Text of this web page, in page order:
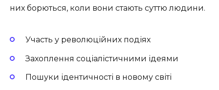
них борються, коли вони стають суттю людини.
Участь у революційних подіях
Захоплення соціалістичними ідеями
Пошуки ідентичності в новому світі